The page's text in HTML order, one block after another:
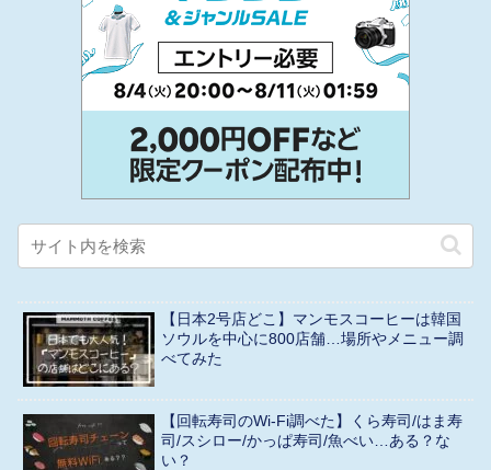
【日本2号店どこ】マンモスコーヒーは韓国
ソウルを中心に800店舗…場所やメニュー調
べてみた
【回転寿司のWi-Fi調べた】くら寿司/はま寿
司/スシロー/かっぱ寿司/魚べい…ある？な
い？